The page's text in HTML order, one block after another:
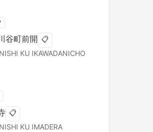
谷町前開 📋
KU IKAWADANICHO
📋
KU IMADERA